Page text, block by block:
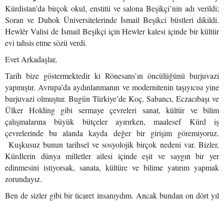
Kürdistan’da birçok okul, enstitü ve salona Beşikçi’nin adı verildi;
Soran ve Duhok Üniversitelerinde İsmail Beşikci büstleri dikildi.
Hewlêr Valisi de İsmail Beşikçi için Hewler kalesi içinde bir kültür
evi tahsis etme sözü verdi.
Evet Arkadaşlar,
Tarih bize göstermektedir ki Rönesans’ın öncülüğünü burjuvazi
yapmıştır. Avrupa’da aydınlanmanın ve modernitenin taşıyıcısı yine
burjuvazi olmuştur. Bugün Türkiye’de Koç, Sabancı, Eczacıbaşı ve
Ülker Holding gibi sermaye çevreleri sanat, kültür ve bilim
çalışmalarına büyük bütçeler ayırırken, maalesef Kürd iş
çevrelerinde bu alanda kayda değer bir girişim göremiyoruz.
Kuşkusuz bunun tarihsel ve sosyolojik birçok nedeni var. Bizler,
Kürdlerin dünya milletler ailesi içinde eşit ve saygın bir yer
edinmesini istiyorsak, sanata, kültüre ve bilime yatırım yapmak
zorundayız.
Ben de sizler gibi bir ticaret insanıydım. Ancak bundan on dört yıl